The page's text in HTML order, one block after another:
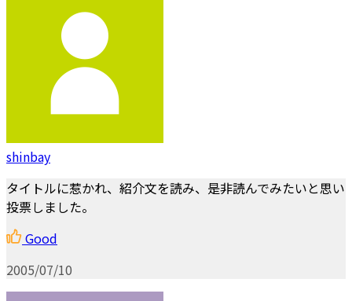
shinbay
タイトルに惹かれ、紹介文を読み、是非読んでみたいと思い
投票しました。
Good
2005/07/10